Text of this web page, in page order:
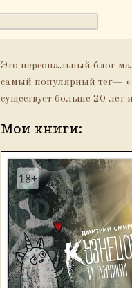
Это персональный блог
самый популярный тeг— «
существует больше 20 лет
Мои книги: